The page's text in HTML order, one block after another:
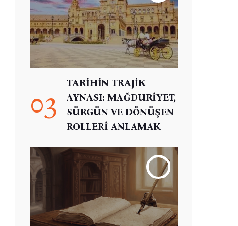
03
TARİHİN TRAJİK
AYNASI: MAĞDURİYET,
SÜRGÜN VE DÖNÜŞEN
ROLLERİ ANLAMAK